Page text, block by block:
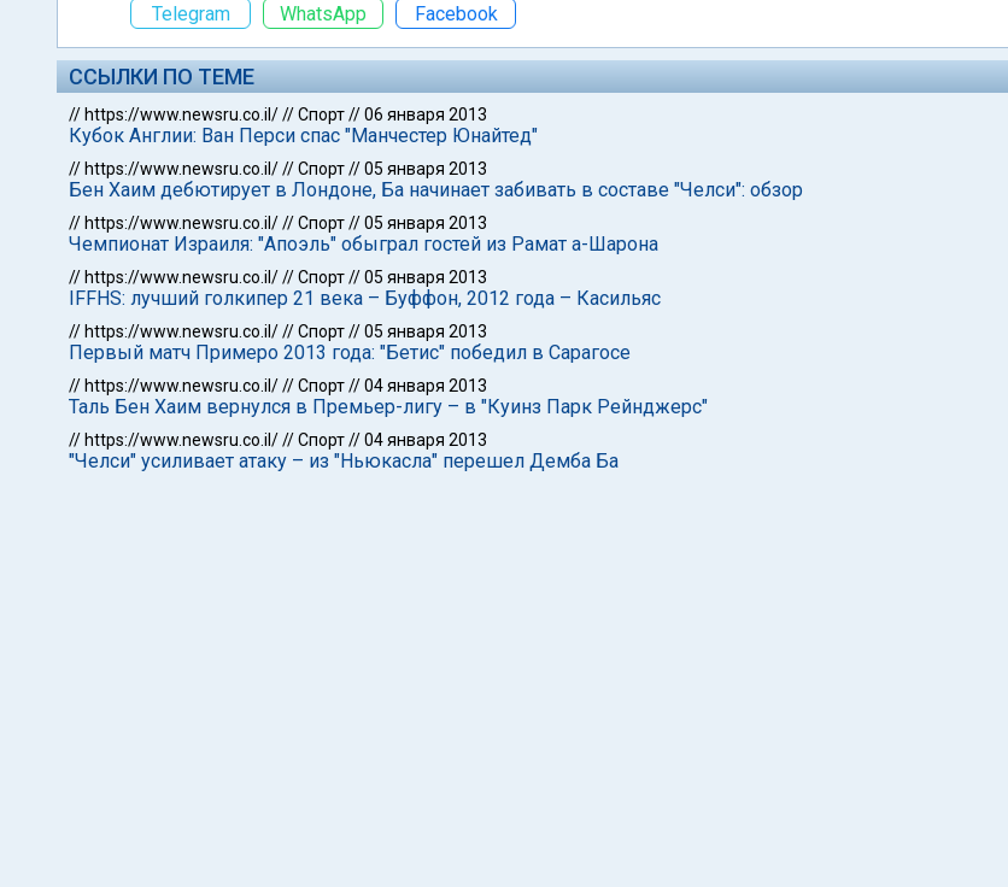
Telegram
WhatsApp Facebook
ССЫЛКИ ПО ТЕМЕ
// https://www.newsru.co.il///Спорт//06 января 2013
Кубок Англии: Ван Перси спас "Манчестер Юнайтед"
// https://www.newsru.co.il///Спорт//05 января 2013
Бен Хаим дебютирует в Лондоне, Ба начинает забивать в составе "Челси": обзор
// https://www.newsru.co.il///Спорт//05 января 2013
Чемпионат Израиля: "Апоэль" обыграл гостей из Рамат а-Шарона
// https://www.newsru.co.il///Спорт//05 января 2013
IFFHS: лучший голкипер 21 века – Буффон, 2012 года – Касильяс
// https://www.newsru.co.il///Спорт//05 января 2013
Первый матч Примеро 2013 года: "Бетис" победил в Сарагосе
// https://www.newsru.co.il///Спорт//04 января 2013
Таль Бен Хаим вернулся в Премьер-лигу – в "Куинз Парк Рейнджерс"
// https://www.newsru.co.il///Спорт//04 января 2013
"Челси" усиливает атаку – из "Ньюкасла" перешел Демба Ба